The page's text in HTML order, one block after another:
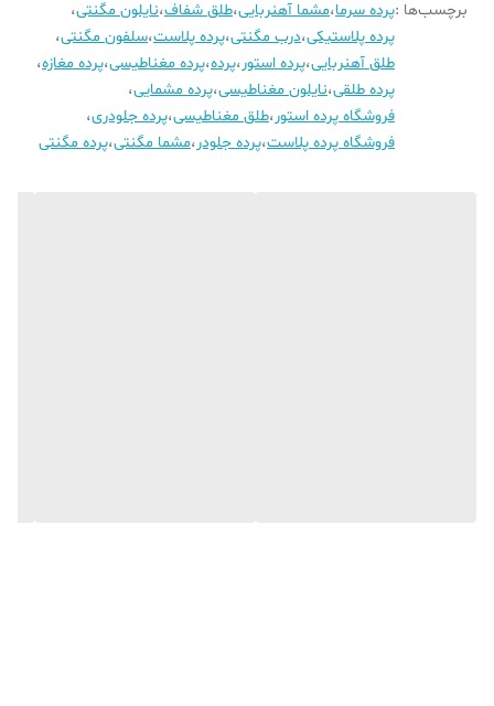
برچسب‌ها :پرده سرما،مشما آهنربایی،طلق شفاف،نایلون مگنتی،
پرده پلاستیکی،درب مگنتی،پرده پلاست،سلفون مگنتی،
طلق آهنربایی،پرده استور،پرده،پرده مغناطیسی،پرده مغازه،
پرده طلقی،نایلون مغناطیسی،پرده مشمایی،
فروشگاه پرده استور،طلق مغناطیسی،پرده جلودری،
فروشگاه پرده پلاست،پرده جلودر،مشما مگنتی،پرده مگنتی